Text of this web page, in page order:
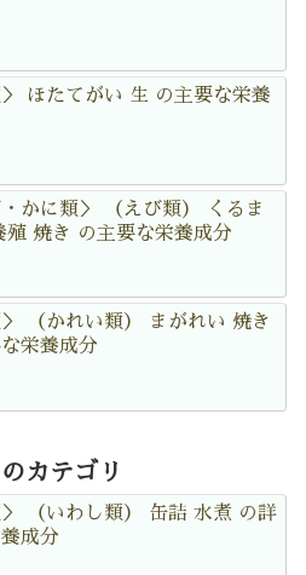
＞ ほたてがい 生 の主要な栄養
・かに類＞ （えび類） くるま
殖 焼き の主要な栄養成分
＞ （かれい類） まがれい 焼き
栄養成分
カテゴリ
＞ （いわし類） 缶詰 水煮 の詳
成分